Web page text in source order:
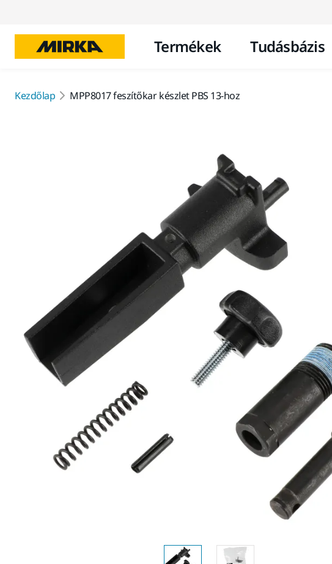
Termékek Tudásbázis
Kezdőlap MPP8017 feszítőkar készlet PBS 13-hoz